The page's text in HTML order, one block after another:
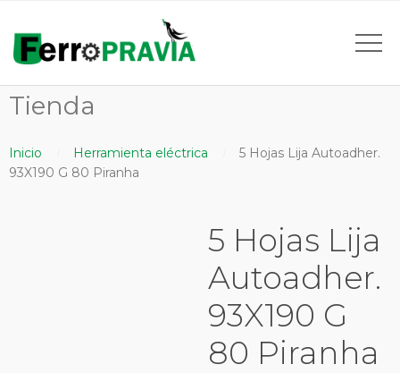
Tienda
Inicio Herramienta eléctrica
5 Hojas Lija Autoadher.
93X190 G 80 Piranha
5 Hojas Lija
Autoadher.
93X190 G
80 Piranha